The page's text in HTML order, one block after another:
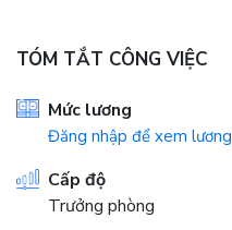
TÓM TẮT CÔNG VIỆC
Mức lương
Đăng nhập để xem lương
Cấp độ
Trưởng phòng